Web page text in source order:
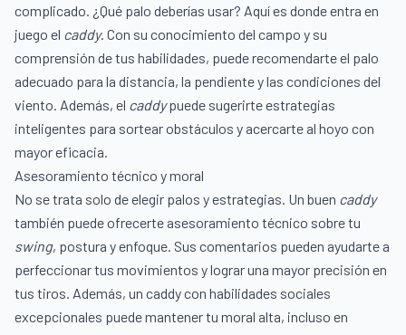
complicado. ¿Qué palo deberías usar? Aquí es donde entra en
juego el caddy. Con su conocimiento del campo y su
comprensión de tus habilidades, puede recomendarte el palo
adecuado para la distancia, la pendiente y las condiciones del
viento. Además, el caddypuede sugerirte estrategias
inteligentes para sortear obstáculos y acercarte al hoyo con
mayor eficacia.
Asesoramiento técnico y moral
No se trata solo de elegir palos y estrategias. Un buen caddy
también puede ofrecerte asesoramiento técnico sobre tu
swing, postura y enfoque. Sus comentarios pueden ayudarte a
perfeccionar tus movimientos y lograr una mayor precisión en
tus tiros. Además, un caddy con habilidades sociales
excepcionales puede mantener tu moral alta, incluso en